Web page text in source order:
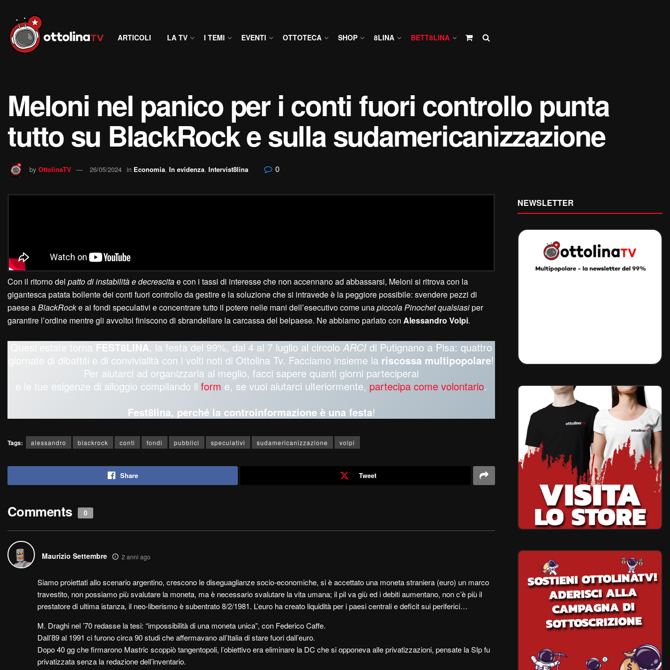
ARTICOLI LA TV I TEMI EVENTI OTTOTECA SHOP 8LINA BETT8LINA
Meloni nel panico per i conti fuori controllo punta
tutto su BlackRock e sulla sudamericanizzazione
by OttolinaTV 26/05/2024 in Economia, In evidenza, Intervist8lina 0
Con il ritorno del patto di instabilità e decrescitae con i tassi di interesse che non accennano ad abbassarsi, Meloni si ritrova con la
gigantesca patata bollente dei conti fuori controllo da gestire e la soluzione che si intravede è la peggiore possibile: svendere pezzi di
paese aBlackRocke ai fondi speculativi e concentrare tutto il potere nelle mani dell’esecutivo come unapiccola Pinochet qualsiasiper
garantire l’ordine mentre gli avvoltoi finiscono di sbrandellare la carcassa del belpaese. Ne abbiamo parlato con Alessandro Volpi.
Quest’estate torna FEST8LINA, la festa del 99%, dal 4 al 7 luglio al circolo ARCI di Putignano a Pisa: quattro
giornate di dibattiti e di convivialità con i volti noti di Ottolina Tv. Facciamo insieme la riscossa multipopolare!
Per aiutarci ad organizzarla al meglio, facci sapere quanti giorni parteciperai
e le tue esigenze di alloggio compilando il form e, se vuoi aiutarci ulteriormente, partecipa come volontario.
Fest8lina, perché la controinformazione è una festa!
Tags: alessandro blackrock conti fondi pubblici speculativi sudamericanizzazione volpi
Share Tweet
Comments 0
Maurizio Settembre 2 anni ago
Siamo proiettati allo scenario argentino, crescono le diseguaglianze socio-economiche, si è accettato una moneta straniera (euro) un marco
travestito, non possiamo più svalutare la moneta, ma è necessario svalutare la vita umana; il pil va giù ed i debiti aumentano, non c’è più il
prestatore di ultima istanza, il neo-liberismo è subentrato 8/2/1981. L’euro ha creato liquidità per i paesi centrali e deficit sui periferici…
M. Draghi nel ’70 redasse la tesi: “impossibilità di una moneta unica”, con Federico Caffe.
Dall’89 al 1991 ci furono circa 90 studi che affermavano all’Italia di stare fuori dall’euro.
Dopo 40 gg che firmarono Mastric scoppiò tangentopoli, l’obiettivo era eliminare la DC che si opponeva alle privatizzazioni, pensate la SIp fu
privatizzata senza la redazione dell’inventario.
NEWSLETTER